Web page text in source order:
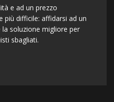
e ad un prezzo
più difficile: affidarsi ad un
soluzione migliore per
sbagliati.